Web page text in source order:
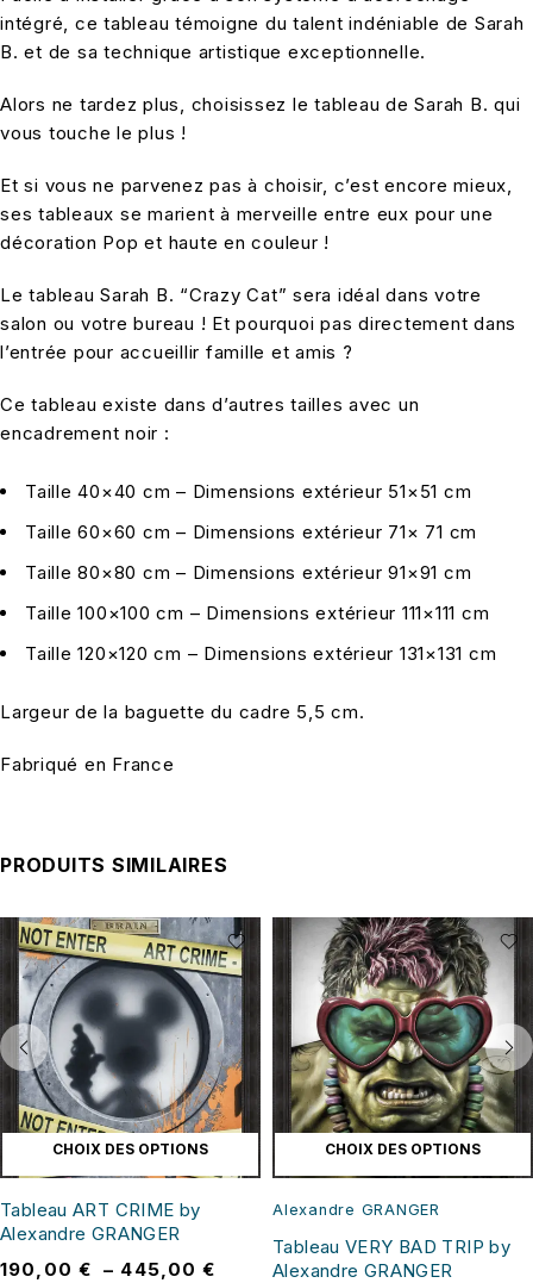
intégré, ce tableau témoigne du talent indéniable de Sarah
B. et de sa technique artistique exceptionnelle.
Alors ne tardez plus, choisissez le tableau de Sarah B. qui
vous touche le plus !
Et si vous ne parvenez pas à choisir, c’est encore mieux,
ses tableaux se marient à merveille entre eux pour une
décoration Pop et haute en couleur !
Le tableau Sarah B. “Crazy Cat” sera idéal dans votre
salon ou votre bureau ! Et pourquoi pas directement dans
l’entrée pour accueillir famille et amis ?
Ce tableau existe dans d’autres tailles avec un
encadrement noir :
Taille 40×40 cm – Dimensions extérieur 51×51 cm
Taille 60×60 cm – Dimensions extérieur 71× 71 cm
Taille 80×80 cm – Dimensions extérieur 91×91 cm
Taille 100×100 cm – Dimensions extérieur 111×111 cm
Taille 120×120 cm – Dimensions extérieur 131×131 cm
Largeur de la baguette du cadre 5,5 cm.
Fabriqué en France
PRODUITS SIMILAIRES
CHOIX DES OPTIONS
Tableau ART CRIME by
Alexandre GRANGER
190,00 € – 445,00€
CHOIX DES OPTIONS
Alexandre GRANGER
Tableau VERY BAD TRIP by
Alexandre GRANGER